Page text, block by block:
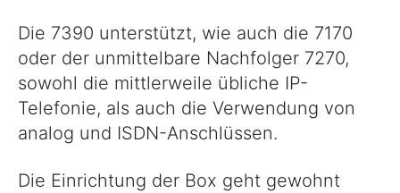
Die 7390 unterstützt, wie auch die 7170
oder der unmittelbare Nachfolger 7270,
sowohl die mittlerweile übliche IP-
Telefonie, als auch die Verwendung von
analog und ISDN-Anschlüssen.
Die Einrichtung der Box geht gewohnt